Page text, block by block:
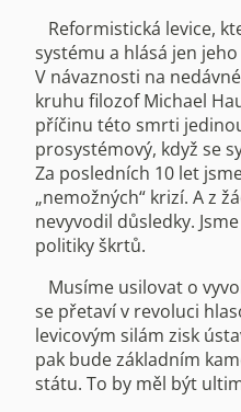
Reformistická levice,
systému a hlásá jen
V návaznosti na
kruhu filozof Michael
příčinu této smrti
prosystémový, když se
Za posledních 10 let
„nemožných“ krizí. A z
nevyvodil důsledky.
politiky škrtů.
Musíme usilovat o
se přetaví v revoluci
levicovým silám zisk
pak bude základním
státu. To by měl být